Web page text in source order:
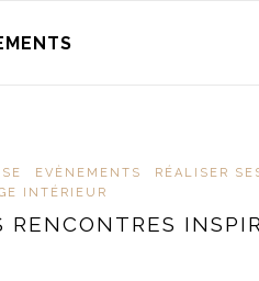
EVÈNEMENTS
RÉALISER
INTÉRIEUR